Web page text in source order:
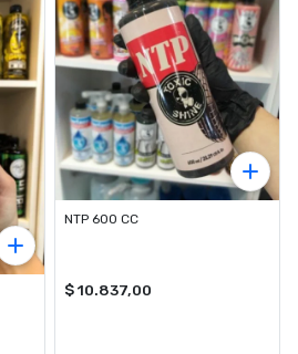
NTP 600 CC
$ 10.837,00